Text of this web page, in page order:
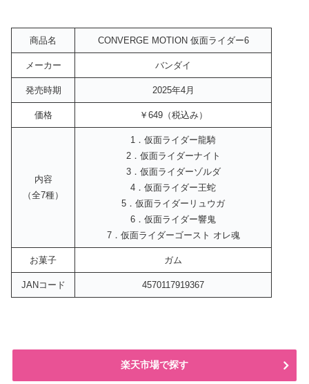
商品名 CONVERGE MOTION 仮面ライダー6
メーカー バンダイ
発売時期 2025年4月
価格 ￥649（税込み）
内容
（全7種）
1．仮面ライダー龍騎
2．仮面ライダーナイト
3．仮面ライダーゾルダ
4．仮面ライダー王蛇
5．仮面ライダーリュウガ
6．仮面ライダー響鬼
7．仮面ライダーゴースト オレ魂
お菓子 ガム
JANコード 4570117919367
楽天市場で探す